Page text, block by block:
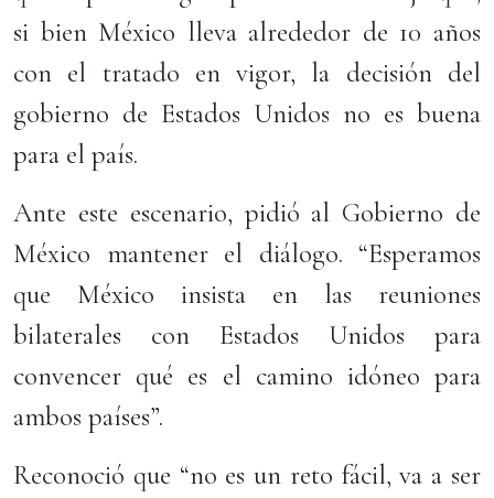
si bien México lleva alrededor de 10 años
con el tratado en vigor, la decisión del
gobierno de Estados Unidos no es buena
para el país.
Ante este escenario, pidió al Gobierno de
México mantener el diálogo. “Esperamos
que México insista en las reuniones
bilaterales con Estados Unidos para
convencer qué es el camino idóneo para
ambos países”.
Reconoció que “no es un reto fácil, va a ser